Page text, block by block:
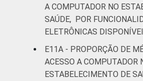
A COMPUTADOR NO
SAÚDE, POR
ELETRÔNICAS
E11A - PROPORÇÃO DE
ACESSO A COMPUTADOR
ESTABELECIMENTO DE